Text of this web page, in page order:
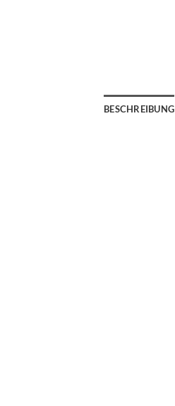
BESCHREIBUNG